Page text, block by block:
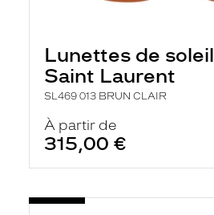
Lunettes de soleil
Saint Laurent
SL469 013 BRUN CLAIR
À partir de
315,00 €